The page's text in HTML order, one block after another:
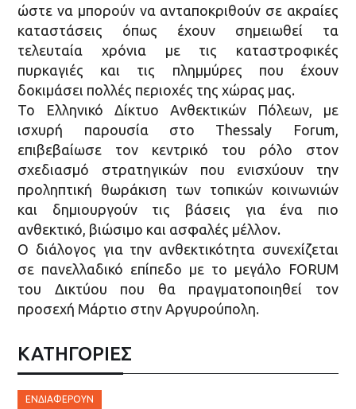
ώστε να μπορούν να ανταποκριθούν σε ακραίες
καταστάσεις όπως έχουν σημειωθεί τα
τελευταία χρόνια με τις καταστροφικές
πυρκαγιές και τις πλημμύρες που έχουν
δοκιμάσει πολλές περιοχές της χώρας μας.
Το Ελληνικό Δίκτυο Ανθεκτικών Πόλεων, με
ισχυρή παρουσία στο Thessaly Forum,
επιβεβαίωσε τον κεντρικό του ρόλο στον
σχεδιασμό στρατηγικών που ενισχύουν την
προληπτική θωράκιση των τοπικών κοινωνιών
και δημιουργούν τις βάσεις για ένα πιο
ανθεκτικό, βιώσιμο και ασφαλές μέλλον.
Ο διάλογος για την ανθεκτικότητα συνεχίζεται
σε πανελλαδικό επίπεδο με το μεγάλο FORUM
του Δικτύου που θα πραγματοποιηθεί τον
προσεχή Μάρτιο στην Αργυρούπολη.
ΚΑΤΗΓΟΡΙΕΣ
ΕΝΔΙΑΦΈΡΟΥΝ